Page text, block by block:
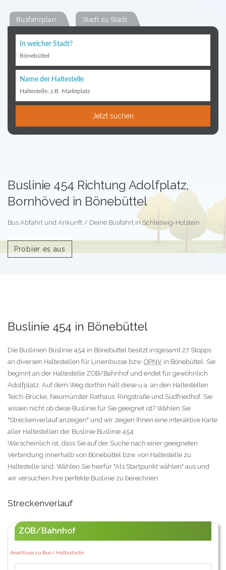
Busfahrplan Stadt zu Stadt
In welcher Stadt?
Bönebüttel
Name der Haltestelle
Haltestelle, z.B. Marktplatz
Jetzt suchen
Buslinie 454 Richtung Adolfplatz,
Bornhöved in Bönebüttel
Bus Abfahrt und Ankunft / Deine Busfahrt in Schleswig-Holstein
Probier es aus
Buslinie 454 in Bönebüttel
Die Buslinien Buslinie 454 in Bönebüttel besitzt insgesamt 27 Stopps
an diversen Haltestellen für Linienbusse bzw. ÖPNV in Bönebüttel. Sie
beginnt an der Haltestelle ZOB/Bahnhof und endet für gewöhnlich
Adolfplatz. Auf dem Weg dorthin hält diese u.a. an den Haltestellen
Teich-Brücke, Neumünster Rathaus, Ringstraße und Südfriedhof. Sie
wissen nicht ob diese Buslinie für Sie geeignet ist? Wählen Sie
"Streckenverlauf anzeigen" und wir zeigen Ihnen eine interaktive Karte
aller Haltestellen der Buslinie Buslinie 454.
Warscheinlich ist, dass Sie auf der Suche nach einer geeigneten
Verbindung innerhalb von Bönebüttel bzw. von Haltestelle zu
Haltestelle sind. Wählen Sie hierfür "Als Startpunkt wählen" aus und
wir versuchen Ihre perfekte Buslinie zu berechnen.
Streckenverlauf
ZOB/Bahnhof
Anschluss zu Bus / Haltestelle: